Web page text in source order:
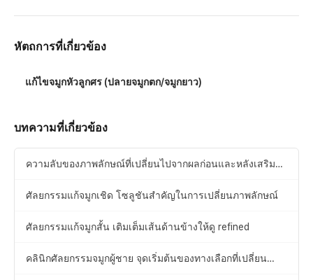
หัตถการที่เกี่ยวข้อง
แก้ไขจมูกหัวลูกศร (ปลายจมูกตก/จมูกยาว)
บทความที่เกี่ยวข้อง
ความลับของภาพลักษณ์ที่เปลี่ยนไปจากผลก่อนและหลังเสริม
ศัลยกรรมแก้จมูกเชิด โซลูชันสำคัญในการเปลี่ยนภาพลักษณ์
ศัลยกรรมแก้จมูกสั้น เติมเต็มเส้นด้านข้างให้ดู refined
คลินิกศัลยกรรมจมูกผู้ชาย จุดเริ่มต้นของทางเลือกที่เปลี่ยน